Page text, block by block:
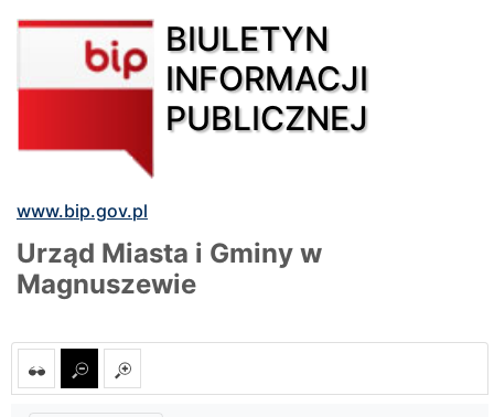
BIULETYN
INFORMACJI
PUBLICZNEJ
www.bip.gov.pl
Urząd Miasta i Gminy w
Magnuszewie